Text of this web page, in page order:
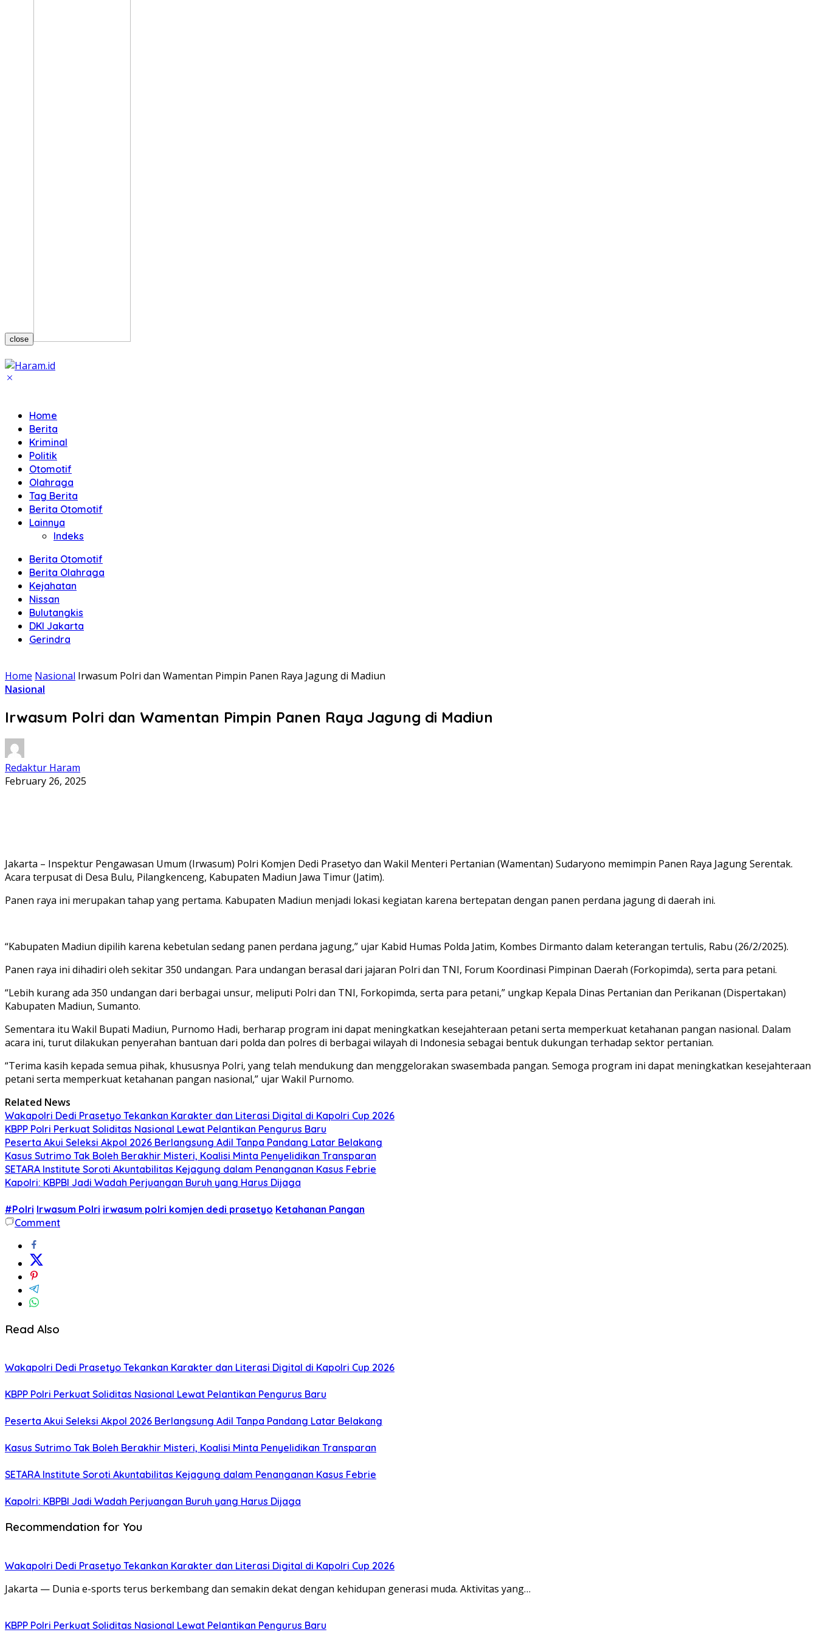
close
Home
Berita
Kriminal
Politik
Otomotif
Olahraga
Tag Berita
Berita Otomotif
Lainnya
Indeks
Berita Otomotif
Berita Olahraga
Kejahatan
Nissan
Bulutangkis
DKI Jakarta
Gerindra
Home Nasional Irwasum Polri dan Wamentan Pimpin Panen Raya Jagung di Madiun
Nasional
Irwasum Polri dan Wamentan Pimpin Panen Raya Jagung di Madiun
Redaktur Haram
February 26, 2025
Jakarta – Inspektur Pengawasan Umum (Irwasum) Polri Komjen Dedi Prasetyo dan Wakil Menteri Pertanian (Wamentan) Sudaryono memimpin Panen Raya Jagung Serentak.
Acara terpusat di Desa Bulu, Pilangkenceng, Kabupaten Madiun Jawa Timur (Jatim).
Panen raya ini merupakan tahap yang pertama. Kabupaten Madiun menjadi lokasi kegiatan karena bertepatan dengan panen perdana jagung di daerah ini.
“Kabupaten Madiun dipilih karena kebetulan sedang panen perdana jagung,” ujar Kabid Humas Polda Jatim, Kombes Dirmanto dalam keterangan tertulis, Rabu (26/2/2025).
Panen raya ini dihadiri oleh sekitar 350 undangan. Para undangan berasal dari jajaran Polri dan TNI, Forum Koordinasi Pimpinan Daerah (Forkopimda), serta para petani.
“Lebih kurang ada 350 undangan dari berbagai unsur, meliputi Polri dan TNI, Forkopimda, serta para petani,” ungkap Kepala Dinas Pertanian dan Perikanan (Dispertakan)
Kabupaten Madiun, Sumanto.
Sementara itu Wakil Bupati Madiun, Purnomo Hadi, berharap program ini dapat meningkatkan kesejahteraan petani serta memperkuat ketahanan pangan nasional. Dalam
acara ini, turut dilakukan penyerahan bantuan dari polda dan polres di berbagai wilayah di Indonesia sebagai bentuk dukungan terhadap sektor pertanian.
“Terima kasih kepada semua pihak, khususnya Polri, yang telah mendukung dan menggelorakan swasembada pangan. Semoga program ini dapat meningkatkan kesejahteraan
petani serta memperkuat ketahanan pangan nasional,” ujar Wakil Purnomo.
Related News
Wakapolri Dedi Prasetyo Tekankan Karakter dan Literasi Digital di Kapolri Cup 2026
KBPP Polri Perkuat Soliditas Nasional Lewat Pelantikan Pengurus Baru
Peserta Akui Seleksi Akpol 2026 Berlangsung Adil Tanpa Pandang Latar Belakang
Kasus Sutrimo Tak Boleh Berakhir Misteri, Koalisi Minta Penyelidikan Transparan
SETARA Institute Soroti Akuntabilitas Kejagung dalam Penanganan Kasus Febrie
Kapolri: KBPBI Jadi Wadah Perjuangan Buruh yang Harus Dijaga
#Polri Irwasum Polri irwasum polri komjen dedi prasetyo Ketahanan Pangan
Comment
Read Also
Wakapolri Dedi Prasetyo Tekankan Karakter dan Literasi Digital di Kapolri Cup 2026
KBPP Polri Perkuat Soliditas Nasional Lewat Pelantikan Pengurus Baru
Peserta Akui Seleksi Akpol 2026 Berlangsung Adil Tanpa Pandang Latar Belakang
Kasus Sutrimo Tak Boleh Berakhir Misteri, Koalisi Minta Penyelidikan Transparan
SETARA Institute Soroti Akuntabilitas Kejagung dalam Penanganan Kasus Febrie
Kapolri: KBPBI Jadi Wadah Perjuangan Buruh yang Harus Dijaga
Recommendation for You
Wakapolri Dedi Prasetyo Tekankan Karakter dan Literasi Digital di Kapolri Cup 2026
Jakarta — Dunia e-sports terus berkembang dan semakin dekat dengan kehidupan generasi muda. Aktivitas yang…
KBPP Polri Perkuat Soliditas Nasional Lewat Pelantikan Pengurus Baru